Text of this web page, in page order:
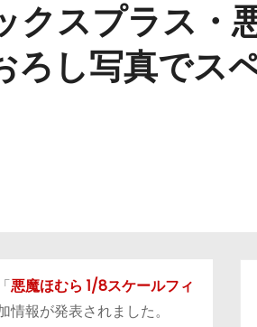
クスプラス・
し写真でス
悪魔ほむら 1/8スケールフィ
報が発表されました。